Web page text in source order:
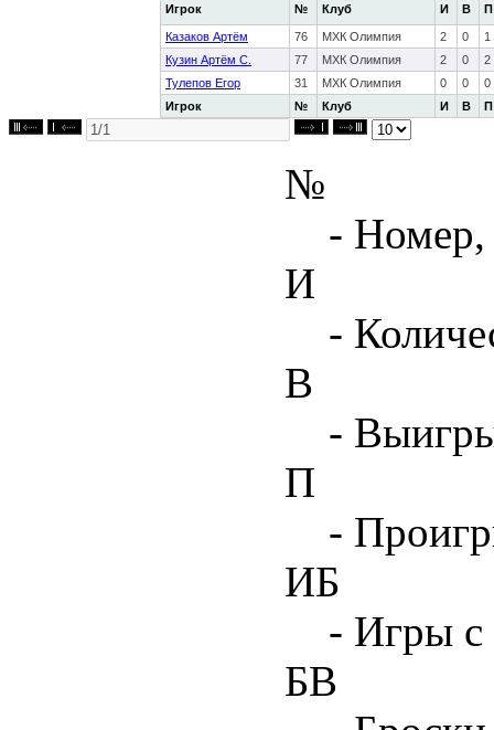
Игрок № Клуб И В П
Игрок № Клуб И В П
Казаков Артём 76 МХК Олимпия 2 0
1
Кузин Артём С.
77 МХК Олимпия 2 0
2
Тулепов Егор
31 МХК Олимпия 0 0 0
№
- Номер,
И
-
В
-
П
-
ИБ
- Игры с
БВ